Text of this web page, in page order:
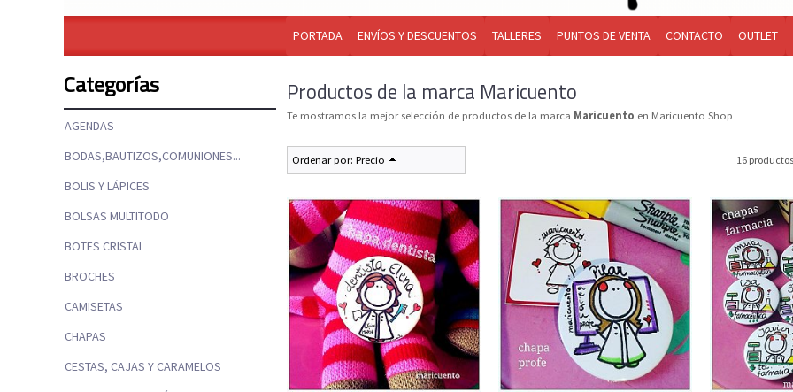
PORTADA ENVÍOS Y DESCUENTOS TALLERES PUNTOS DE VENTA CONTACTO OUTLET
Categorías
AGENDAS
BODAS,BAUTIZOS,COMUNIONES...
BOLIS Y LÁPICES
BOLSAS MULTITODO
BOTES CRISTAL
BROCHES
CAMISETAS
CHAPAS
CESTAS, CAJAS Y CARAMELOS
Productos de la marca Maricuento
Te mostramos la mejor selección de productos de la marca Maricuento en Maricuento Shop
Ordenar por: Precio 16